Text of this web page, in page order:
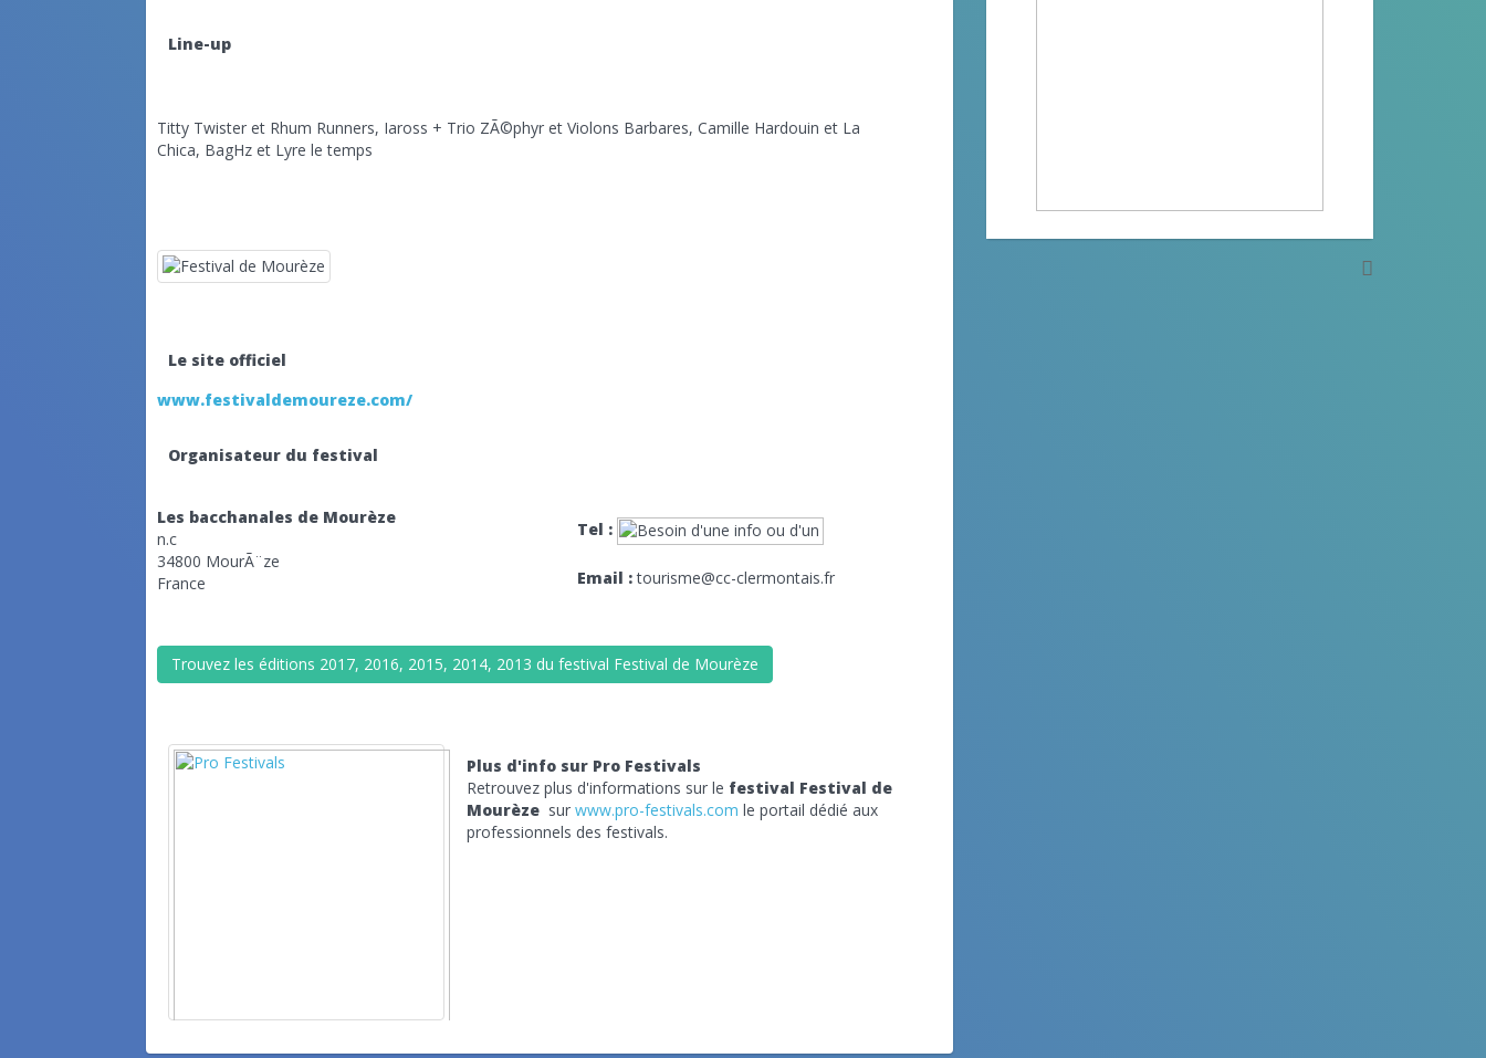
Line-up
Titty Twister et Rhum Runners, Iaross + Trio ZÃ©phyr et Violons Barbares, Camille Hardouin et La
Chica, BagHz et Lyre le temps
Le site officiel
www.festivaldemoureze.com/
Organisateur du festival
Les bacchanales de Mourèze
n.c
34800 MourÃ¨ze
France
Tel :
Email :tourisme@cc-clermontais.fr
Trouvez les éditions 2017, 2016, 2015, 2014, 2013 du festival Festival de Mourèze
Plus d'info sur Pro Festivals
Retrouvez plus d'informations sur le festival Festival de
Mourèze sur www.pro-festivals.com le portail dédié aux
professionnels des festivals.